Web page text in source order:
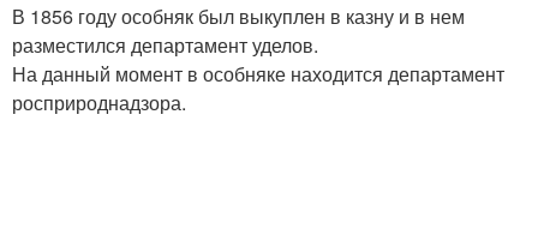
В 1856 году особняк был выкуплен в казну и в нем
разместился департамент уделов.
На данный момент в особняке находится департамент
росприроднадзора.